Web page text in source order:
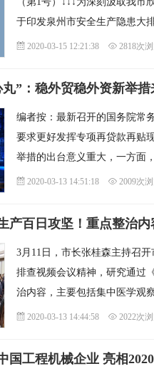
于印发泉州市安全生产隐患大
2020-03-15 12:21:38 2818次
”：稳外贸稳外资新举措
编者按：最新召开的国务院常
要求更好发挥专项再贷款再贴
举措的出台意义重大，一方面
2020-03-13 14:51:18 2009次
产百日攻坚！重点整治
3月11日，市长张桂森主持召
排查视频会议精神，研究通过
治内容，主要包括集中医学观
2020-03-13 14:44:58 2022次
国工程机械企业 亮相